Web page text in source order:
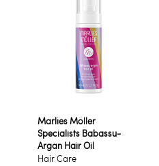
Marlies Möller
Specialists Babassu-
Argan Hair Oil
Hair Care